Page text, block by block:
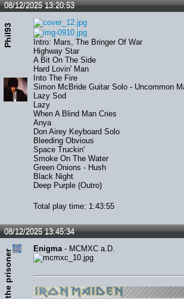
08/12/2025 13:20:53
Phil93
Intro: Mars, The Bringer Of War
Highway Star
A Bit On The Side
Hard Lovin' Man
Into The Fire
Simon McBride Guitar Solo - Uncommon
Lazy Sod
Lazy
When A Blind Man Cries
Anya
Don Airey Keyboard Solo
Bleeding Obvious
Space Truckin'
Smoke On The Water
Green Onions - Hush
Black Night
Deep Purple (Outro)
Total play time: 1:43:55
08/12/2025 13:45:34
the prisoner
Enigma - MCMXC a.D.